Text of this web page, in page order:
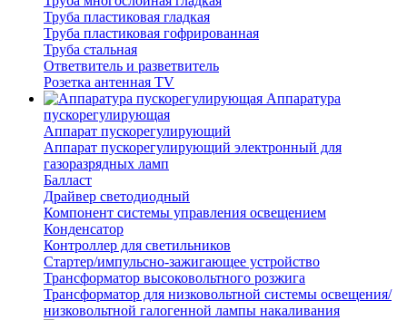
Труба пластиковая гладкая
Труба пластиковая гофрированная
Труба стальная
Ответвитель и разветвитель
Розетка антенная TV
Аппаратура
пускорегулирующая
Аппарат пускорегулирующий
Аппарат пускорегулирующий электронный для
газоразрядных ламп
Балласт
Драйвер светодиодный
Компонент системы управления освещением
Конденсатор
Контроллер для светильников
Стартер/импульсно-зажигающее устройство
Трансформатор высоковольтного розжига
Трансформатор для низковольтной системы освещения/
низковольтной галогенной лампы накаливания